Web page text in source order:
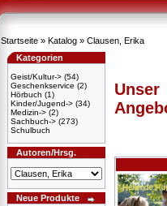
Startseite » Katalog » Clausen, Erika
Kategorien
Geist/Kultur-> (54)
Geschenkservice (2)
Hörbuch (1)
Kinder/Jugend-> (34)
Medizin-> (2)
Sachbuch-> (273)
Schulbuch
Autoren/Hrsg.
Neue Produkte
Unser